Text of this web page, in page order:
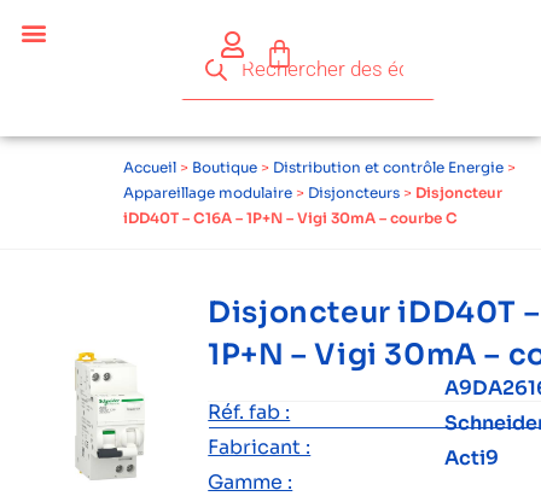
Accueil > Boutique > Distribution et contrôle Energie >
Appareillage modulaire > Disjoncteurs > Disjoncteur
iDD40T – C16A – 1P+N – Vigi 30mA – courbe C
Disjoncteur iDD40T –
1P+N – Vigi 30mA –
Réf. fab :
Fabricant :
Gamme :
Acti9